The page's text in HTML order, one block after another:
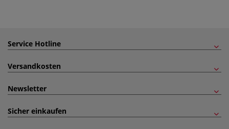
Service Hotline
Versandkosten
Newsletter
Sicher einkaufen